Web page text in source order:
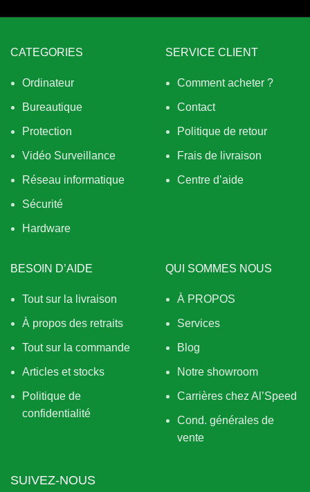
CATEGORIES
Ordinateur
Bureautique
Protection
Vidéo Surveillance
Réseau informatique
Sécurité
Hardware
SERVICE CLIENT
Comment acheter ?
Contact
Politique de retour
Frais de livraison
Centre d’aide
BESOIN D’AIDE
Tout sur la livraison
À propos des retraits
Tout sur la commande
Articles et stocks
Politique de
confidentialité
QUI SOMMES NOUS
À PROPOS
Services
Blog
Notre showroom
Carrières chez Al’Speed
Cond. générales de
vente
SUIVEZ-NOUS